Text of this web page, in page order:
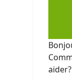
aider?